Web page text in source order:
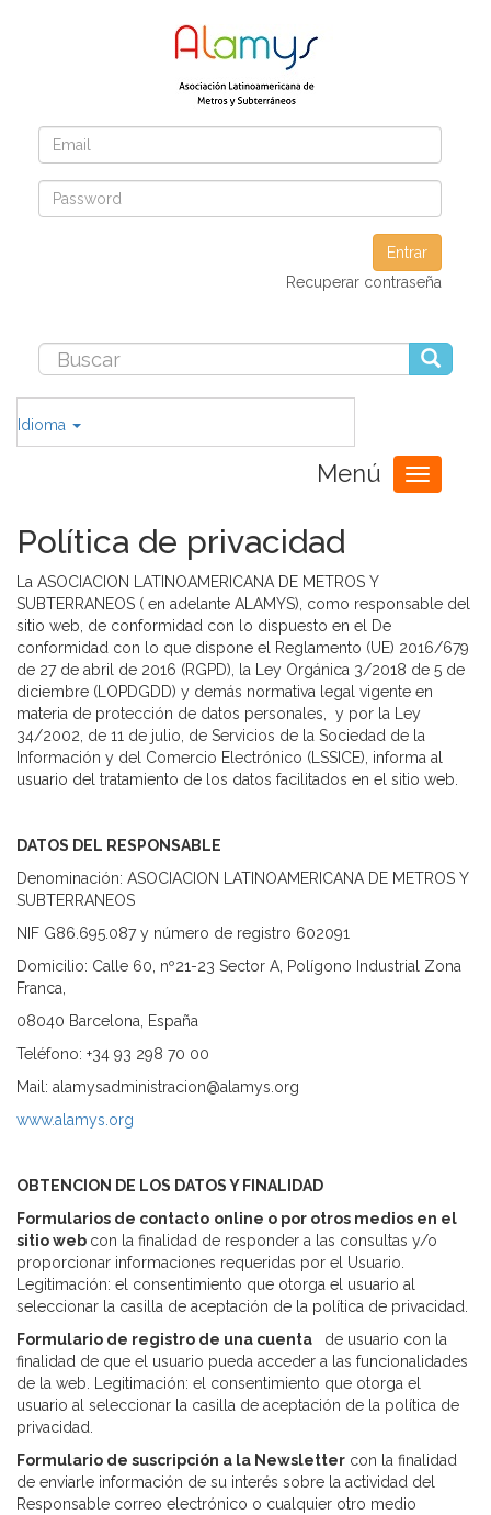
Entrar
Recuperar contraseña
Idioma
Menú
Toggle
navigation
Política de privacidad
La ASOCIACION LATINOAMERICANA DE METROS Y
SUBTERRANEOS ( en adelante ALAMYS), como responsable del
sitio web, de conformidad con lo dispuesto en el De
conformidad con lo que dispone el Reglamento (UE) 2016/679
de 27 de abril de 2016 (RGPD), la Ley Orgánica 3/2018 de 5 de
diciembre (LOPDGDD) y demás normativa legal vigente en
materia de protección de datos personales, y por la Ley
34/2002, de 11 de julio, de Servicios de la Sociedad de la
Información y del Comercio Electrónico (LSSICE), informa al
usuario del tratamiento de los datos facilitados en el sitio web.
DATOS DEL RESPONSABLE
Denominación: ASOCIACION LATINOAMERICANA DE METROS Y
SUBTERRANEOS
NIF G86.695.087 y número de registro 602091
Domicilio: Calle 60, nº21-23 Sector A, Polígono Industrial Zona
Franca,
08040 Barcelona, España
Teléfono: +34 93 298 70 00
Mail: alamysadministracion@alamys.org
www.alamys.org
OBTENCION DE LOS DATOS Y FINALIDAD
Formularios de contacto online o por otros medios en el
sitio web con la finalidad de responder a las consultas y/o
proporcionar informaciones requeridas por el Usuario.
Legitimación: el consentimiento que otorga el usuario al
seleccionar la casilla de aceptación de la política de privacidad.
Formulario de registro de una cuenta
de usuario con la
finalidad de que el usuario pueda acceder a las funcionalidades
de la web. Legitimación: el consentimiento que otorga el
usuario al seleccionar la casilla de aceptación de la política de
privacidad.
Formulario de suscripción a la Newsletter con la finalidad
de enviarle información de su interés sobre la actividad del
Responsable correo electrónico o cualquier otro medio